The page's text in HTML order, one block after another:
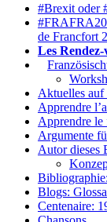
#Brexit oder
de Francfort
Les
Aktuelles auf
Apprendre
Apprendre le
Argumente
Autor dieses
Blogs:
Centenaire: